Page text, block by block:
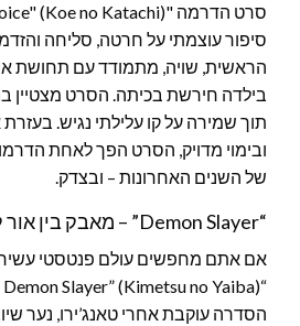
סיפור עוצמתי על חרטה, סליחה
הראשית, שויה, מתמודד עם
בילדה חירשת בכיתה. הסרט מצטיין
תוך שמירה על קו עלילתי נגיש.
ובימוי מדויק, הסרט הפך לאחת
של השנים האחרונות – ובצדק.
“Demon Slayer” – מאבק בין אור לחושך
אם אתם מחפשים עולם פנטסטי
הסדרה עוקבת אחרי טאנג’ירו, נער